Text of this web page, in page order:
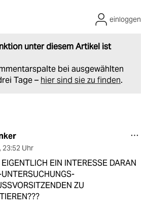
unter diesem Artikel ist
bei ausgewählten
Tage – hier sind sie zu finden.
einloggen
23:52 Uhr
EIN INTERESSE DARAN
ZU